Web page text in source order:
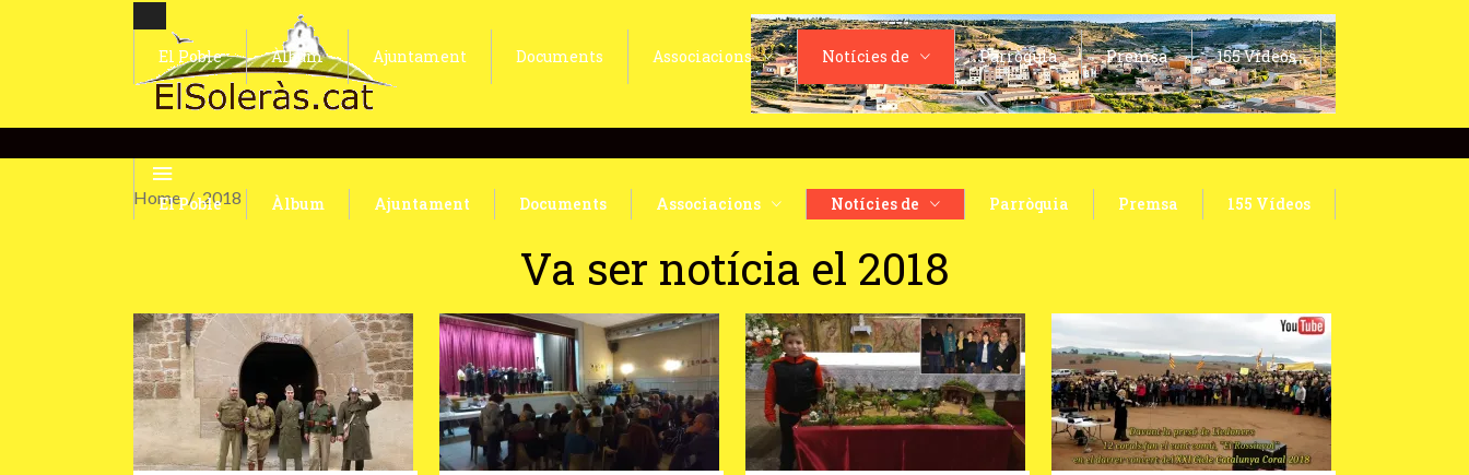
El Poble Àlbum Ajuntament Documents Associacions Notícies de Parròquia Premsa 155 Vídeos
El Poble Àlbum Ajuntament Documents Associacions Notícies de Parròquia Premsa 155 Vídeos
Home 2018
Va ser notícia el 2018